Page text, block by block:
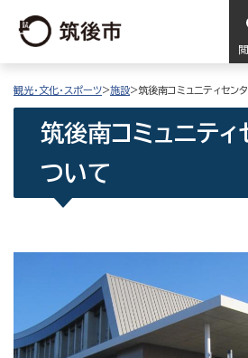
観光・文化・スポーツ>施設>筑後南コミュニティセン
筑後南コミュニティ
ついて